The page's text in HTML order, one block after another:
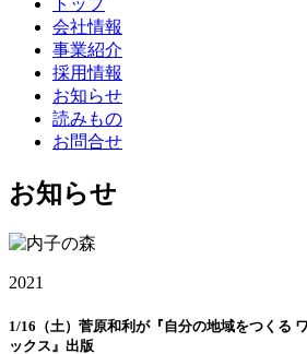
会社情報
事業紹介
採用情報
お知らせ
読みもの
お問合せ
お知らせ
2021
1/16（土）菅原和利が『自分の地域をつくる
ックス』出版